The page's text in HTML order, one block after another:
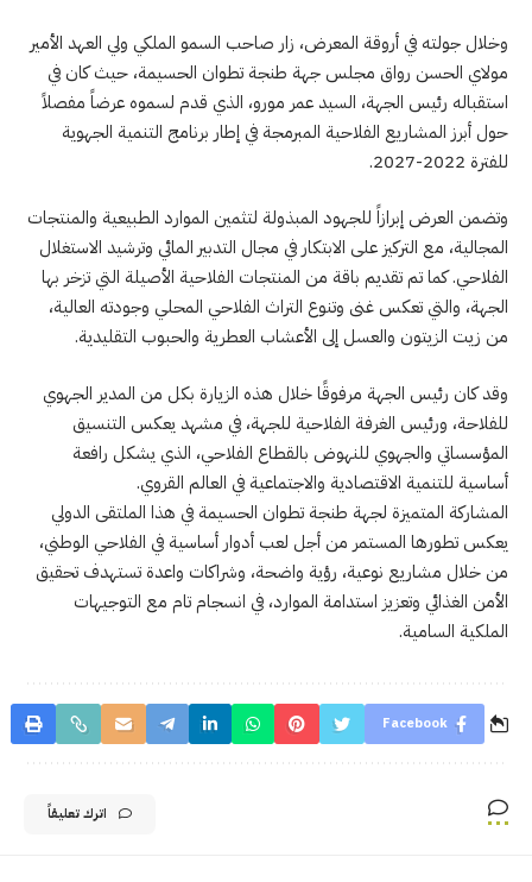
وخلال جولته في أروقة المعرض، زار صاحب السمو الملكي ولي العهد الأمير
مولاي الحسن رواق مجلس جهة طنجة تطوان الحسيمة، حيث كان في
استقباله رئيس الجهة، السيد عمر مورو، الذي قدم لسموه عرضاً مفصلاً
حول أبرز المشاريع الفلاحية المبرمجة في إطار برنامج التنمية الجهوية
للفترة 2022-2027.
وتضمن العرض إبرازاً للجهود المبذولة لتثمين الموارد الطبيعية والمنتجات
المجالية، مع التركيز على الابتكار في مجال التدبير المائي وترشيد الاستغلال
الفلاحي. كما تم تقديم باقة من المنتجات الفلاحية الأصيلة التي تزخر بها
الجهة، والتي تعكس غنى وتنوع التراث الفلاحي المحلي وجودته العالية،
من زيت الزيتون والعسل إلى الأعشاب العطرية والحبوب التقليدية.
وقد كان رئيس الجهة مرفوقًا خلال هذه الزيارة بكل من المدير الجهوي
للفلاحة، ورئيس الغرفة الفلاحية للجهة، في مشهد يعكس التنسيق
المؤسساتي والجهوي للنهوض بالقطاع الفلاحي، الذي يشكل رافعة
أساسية للتنمية الاقتصادية والاجتماعية في العالم القروي.
المشاركة المتميزة لجهة طنجة تطوان الحسيمة في هذا الملتقى الدولي
يعكس تطورها المستمر من أجل لعب أدوار أساسية في الفلاحي الوطني،
من خلال مشاريع نوعية، رؤية واضحة، وشراكات واعدة تستهدف تحقيق
الأمن الغذائي وتعزيز استدامة الموارد، في انسجام تام مع التوجيهات
الملكية السامية.
Facebook
اترك تعليقاً